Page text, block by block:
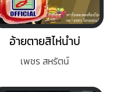
อ้ายตายสิไห่นำบ่
เพชร สหรัตน์